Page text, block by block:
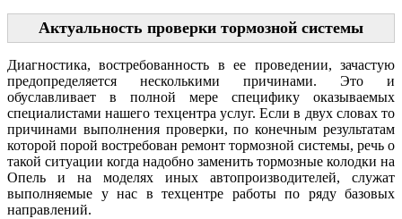
Актуальность проверки тормозной системы
Диагностика, востребованность в ее проведении, зачастую
предопределяется несколькими причинами. Это и
обуславливает в полной мере специфику оказываемых
специалистами нашего техцентра услуг. Если в двух словах то
причинами выполнения проверки, по конечным результатам
которой порой востребован ремонт тормозной системы, речь о
такой ситуации когда надобно заменить тормозные колодки на
Опель и на моделях иных автопроизводителей, служат
выполняемые у нас в техцентре работы по ряду базовых
направлений.